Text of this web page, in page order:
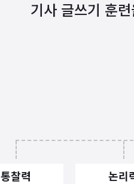
기사 글쓰기 훈
통찰력 논리